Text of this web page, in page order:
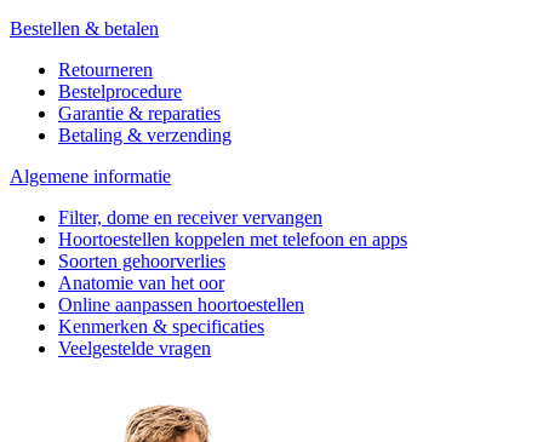
Bestellen & betalen
Retourneren
Bestelprocedure
Garantie & reparaties
Betaling & verzending
Algemene informatie
Filter, dome en receiver vervangen
Hoortoestellen koppelen met telefoon en apps
Soorten gehoorverlies
Anatomie van het oor
Online aanpassen hoortoestellen
Kenmerken & specificaties
Veelgestelde vragen